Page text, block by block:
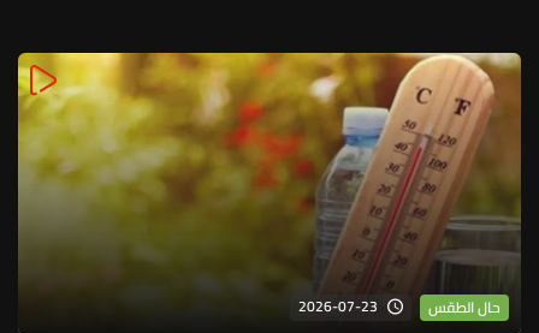
حال الطقس 2026-07-23